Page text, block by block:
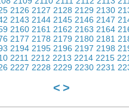
2126 2127 2128 2129 2130
2143 2144 2145 2146 2147
2160 2161 2162 2163 2164
2177 2178 2179 2180 2181
2194 2195 2196 2197 2198
2211 2212 2213 2214 2215
2227 2228 2229 2230 2231
< >